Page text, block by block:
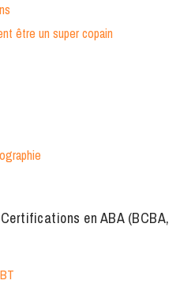
être un super copain
en ABA (BCBA,